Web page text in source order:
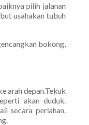
pilih jalanan
usahakan tubuh
bokong,
arah depan.Tekuk
akan duduk.
secara perlahan.